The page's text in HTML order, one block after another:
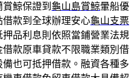
鯨保證到 龜山島賞鯨暈船優
款到全球辦理安心龜山支票
品利息則依照當鋪營業法規
借款原車貸款不限職業類別借
備也可抵押借款。融資各種多